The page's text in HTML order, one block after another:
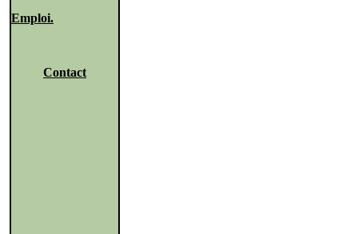
Emploi.
Contact